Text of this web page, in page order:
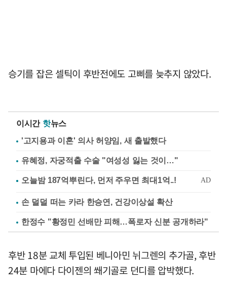
승기를 잡은 셀틱이 후반전에도 고삐를 늦추지 않았다.
이시간 핫뉴스
'고지용과 이혼' 의사 허양임, 새 출발했다
유혜정, 자궁적출 수술 "여성성 잃는 것이…"
손 덜덜 떠는 카라 한승연, 건강이상설 확산
한정수 "황정민 선배만 피해…폭로자 신분 공개하라"
후반 18분 교체 투입된 베니아민 뉘그렌의 추가골, 후반
24분 마에다 다이젠의 쐐기골로 던디를 압박했다.